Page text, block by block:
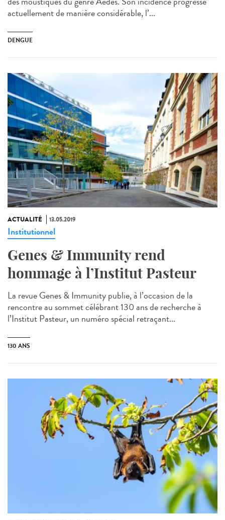
actuellement de manière considérable, l’...
DENGUE
ACTUALITÉ 13.05.2019
Institutionnel
Genes & Immunity rend
hommage à l’Institut Pasteur
La revue Genes & Immunity publie, à l’occasion de la
rencontre au sommet célébrant 130 ans de recherche à
l’Institut Pasteur, un numéro spécial retraçant...
130 ANS